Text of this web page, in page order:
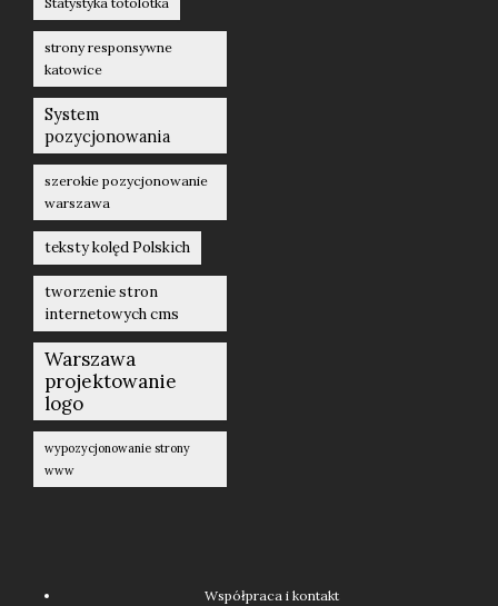
strony responsywne
katowice
System
pozycjonowania
szerokie pozycjonowanie
warszawa
teksty kolęd Polskich
tworzenie stron
internetowych cms
Warszawa
projektowanie
logo
wypozycjonowanie strony
www
Współpraca i kontakt